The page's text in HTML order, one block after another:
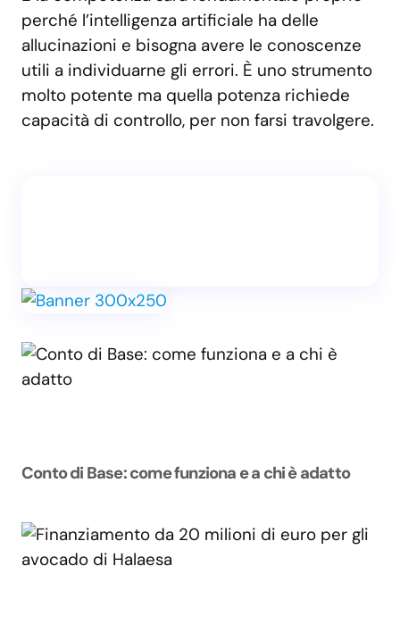
perché l’intelligenza artificiale ha delle
allucinazioni e bisogna avere le conoscenze
utili a individuarne gli errori. È uno strumento
molto potente ma quella potenza richiede
capacità di controllo, per non farsi travolgere.
Conto di Base: come funziona e a chi è adatto